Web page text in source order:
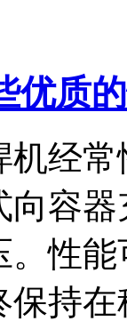
优质
经
向容
性
保持